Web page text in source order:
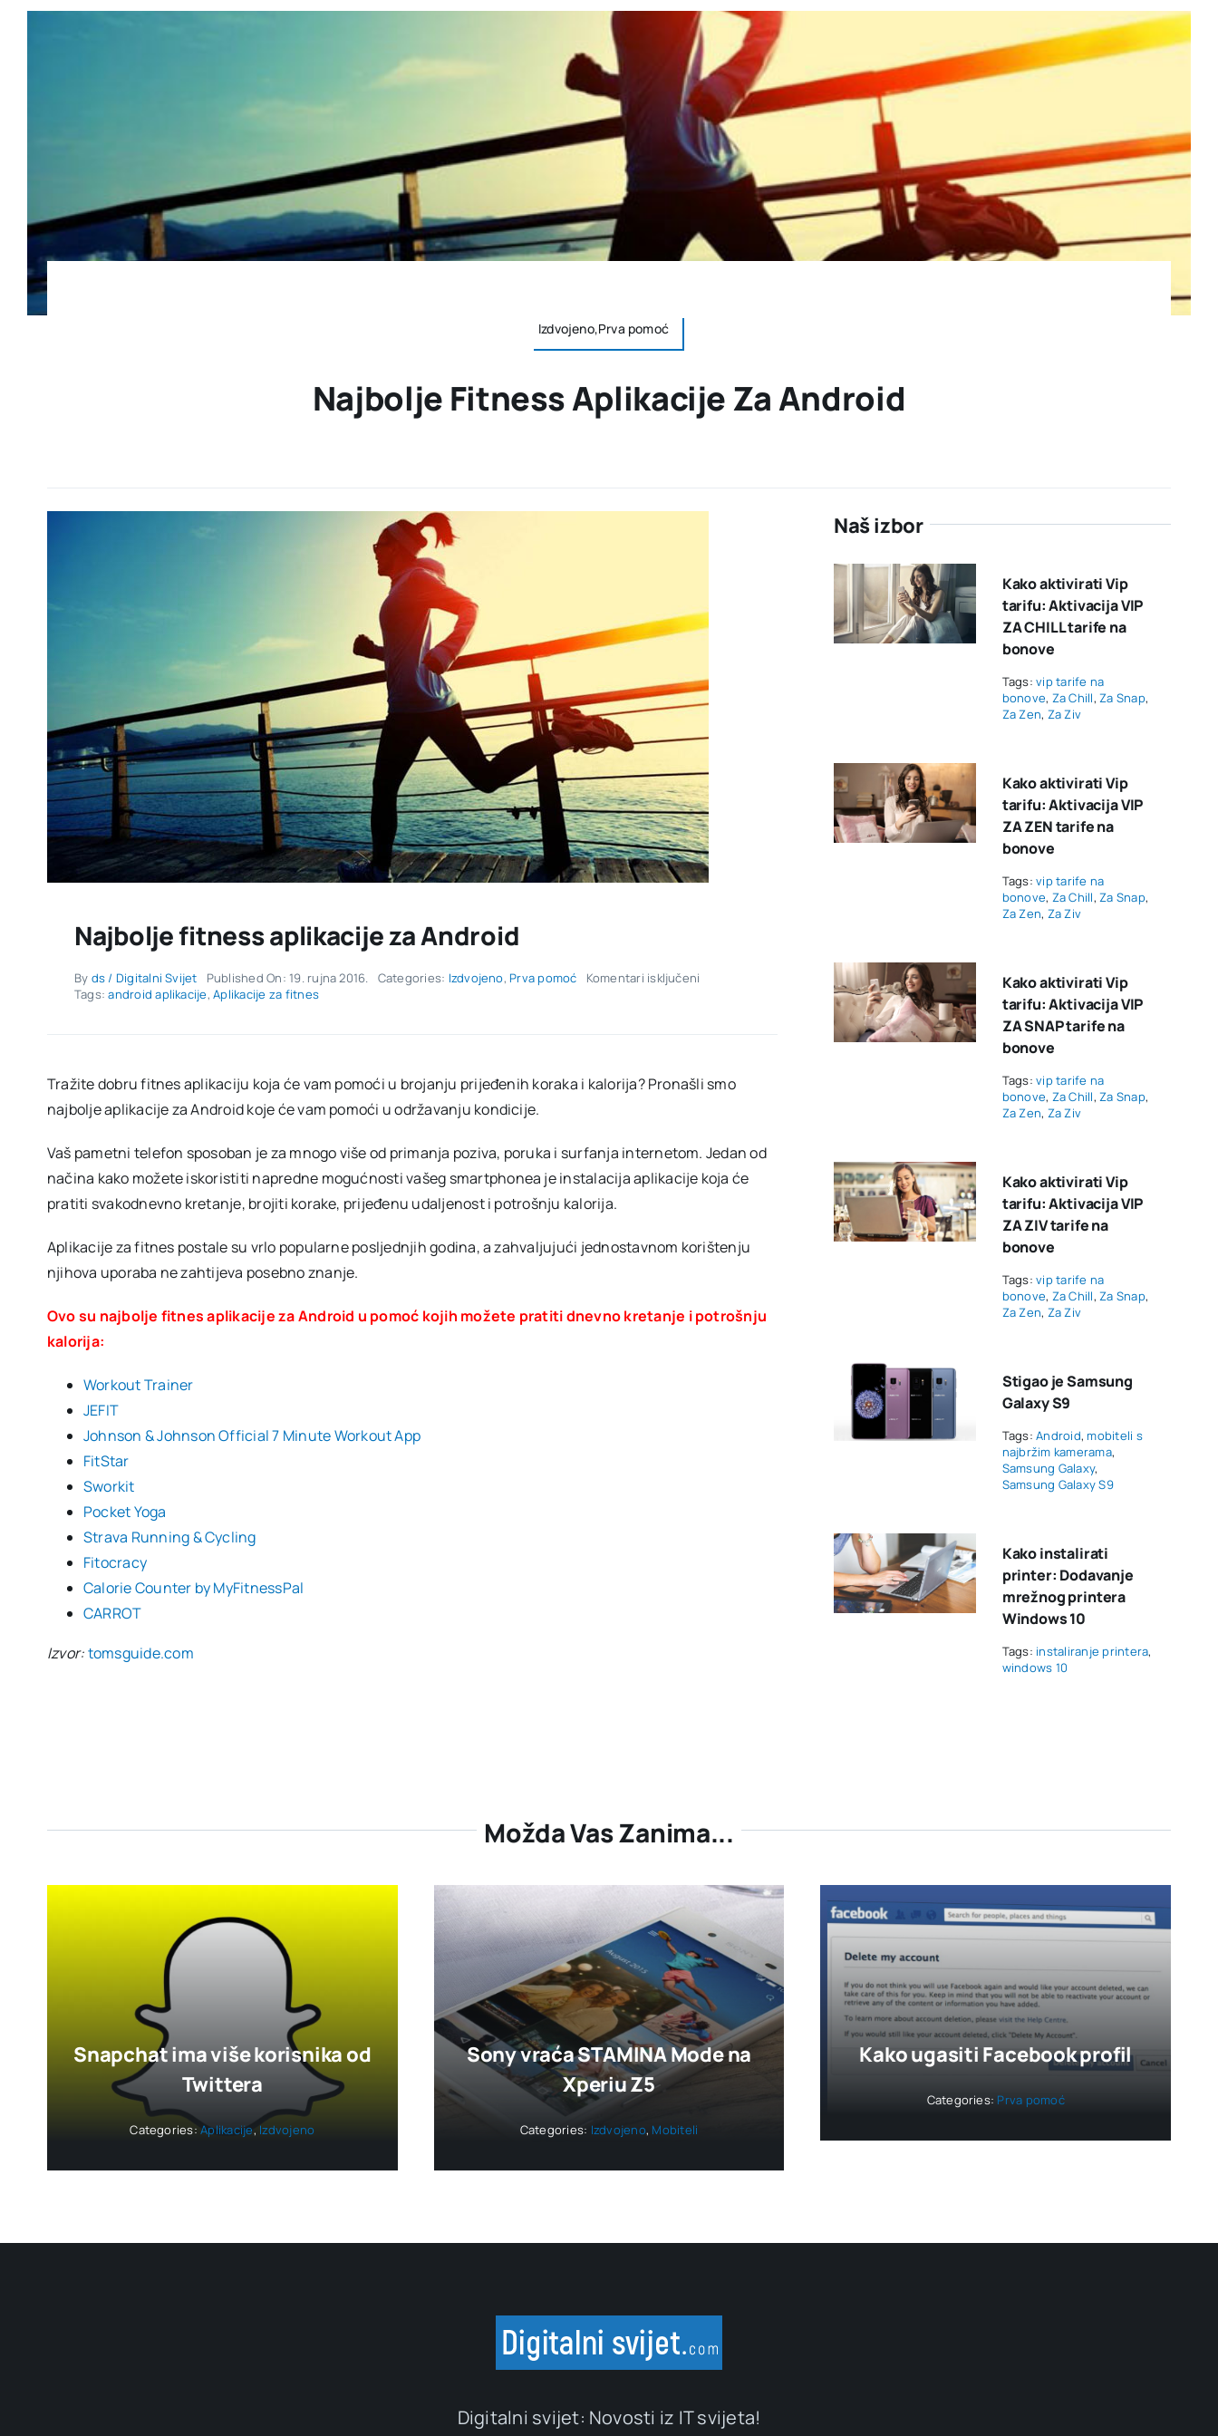
Izdvojeno,Prva pomoć
Najbolje Fitness Aplikacije Za Android
Najbolje fitness aplikacije za Android
By ds / Digitalni Svijet Published On: 19. rujna 2016. Categories: Izdvojeno,Prva pomoć Komentari isključeni
Tags:android aplikacije,Aplikacije za fitnes
Tražite dobru fitnes aplikaciju koja će vam pomoći u brojanju prijeđenih koraka i kalorija? Pronašli smo
najbolje aplikacije za Android koje će vam pomoći u održavanju kondicije.
Vaš pametni telefon sposoban je za mnogo više od primanja poziva, poruka i surfanja internetom. Jedan od
načina kako možete iskoristiti napredne mogućnosti vašeg smartphonea je instalacija aplikacije koja će
pratiti svakodnevno kretanje, brojiti korake, prijeđenu udaljenost i potrošnju kalorija.
Aplikacije za fitnes postale su vrlo popularne posljednjih godina, a zahvaljujući jednostavnom korištenju
njihova uporaba ne zahtijeva posebno znanje.
Ovo su najbolje fitnes aplikacije za Android u pomoć kojih možete pratiti dnevno kretanje i potrošnju
kalorija:
Workout Trainer
JEFIT
Johnson & Johnson Official 7 Minute Workout App
FitStar
Sworkit
Pocket Yoga
Strava Running & Cycling
Fitocracy
Calorie Counter by MyFitnessPal
CARROT
Izvor:tomsguide.com
Naš izbor
Kako aktivirati Vip
tarifu: Aktivacija VIP
ZA CHILL tarife na
bonove
Tags:vip tarife na
bonove, Za Chill,Za Snap,
Za Zen, Za Ziv
Kako aktivirati Vip
tarifu: Aktivacija VIP
ZA ZEN tarife na
bonove
Tags:vip tarife na
bonove, Za Chill,Za Snap,
Za Zen, Za Ziv
Kako aktivirati Vip
tarifu: Aktivacija VIP
ZA SNAP tarife na
bonove
Tags:vip tarife na
bonove, Za Chill,Za Snap,
Za Zen, Za Ziv
Kako aktivirati Vip
tarifu: Aktivacija VIP
ZA ZIV tarife na
bonove
Tags:vip tarife na
bonove, Za Chill,Za Snap,
Za Zen, Za Ziv
Stigao je Samsung
Galaxy S9
Tags:Android,mobiteli s
najbržim kamerama,
Samsung Galaxy,
Samsung Galaxy S9
Kako instalirati
printer: Dodavanje
mrežnog printera
Windows 10
Tags: instaliranje printera,
windows 10
Možda Vas Zanima...
Snapchat ima više korisnika od
Twittera
Categories:Aplikacije, Izdvojeno
Sony vraća STAMINA Mode na
Xperiu Z5
Categories: Izdvojeno, Mobiteli
Kako ugasiti Facebook profil
Categories: Prva pomoć
Digitalni svijet: Novosti iz IT svijeta!